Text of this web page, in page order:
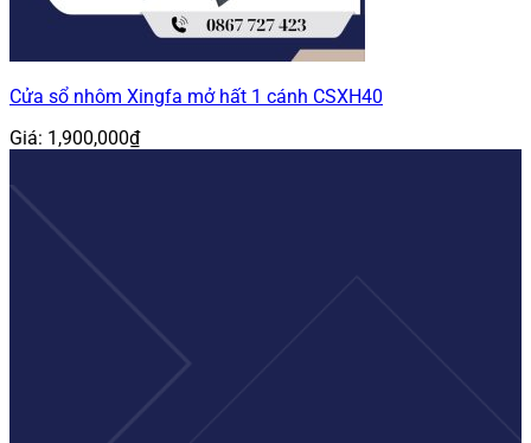
Cửa sổ nhôm Xingfa mở hất 1 cánh CSXH40
Giá: 1,900,000₫